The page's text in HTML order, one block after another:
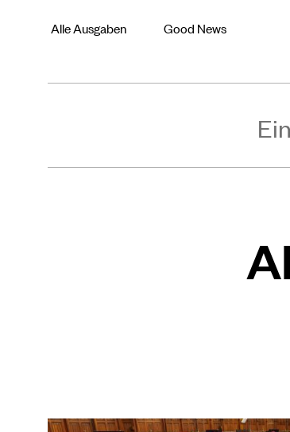
Alle Ausgaben Good News